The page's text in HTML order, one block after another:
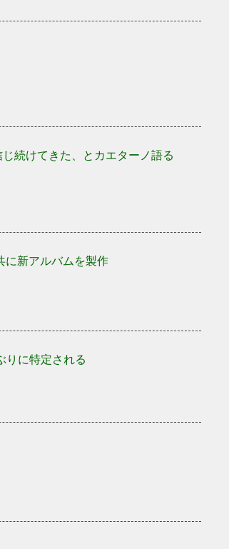
続けてきた、とカエターノ語る
に新アルバムを製作
りに特定される